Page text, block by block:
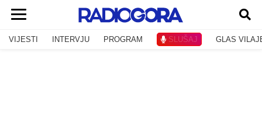
VIJESTI INTERVJU PROGRAM SLUŠAJ GLAS